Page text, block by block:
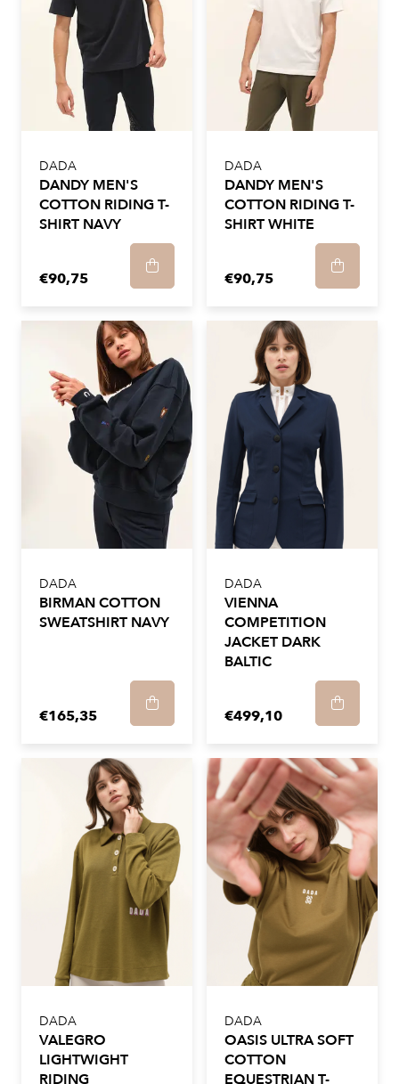
DADA
DANDY MEN'S
COTTON RIDING T-
SHIRT NAVY
€90,75
DADA
DANDY MEN'S
COTTON RIDING T-
SHIRT WHITE
€90,75
DADA
BIRMAN COTTON
SWEATSHIRT NAVY
€165,35
DADA
VIENNA
COMPETITION
JACKET DARK
BALTIC
€499,10
DADA
VALEGRO
LIGHTWIGHT
RIDING
DADA
OASIS ULTRA SOFT
COTTON
EQUESTRIAN T-